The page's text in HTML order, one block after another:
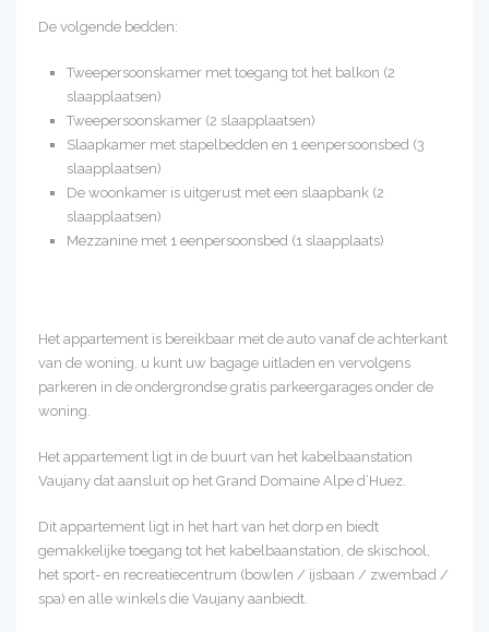
De volgende bedden:
Tweepersoonskamer met toegang tot het balkon (2
slaapplaatsen)
Tweepersoonskamer (2 slaapplaatsen)
Slaapkamer met stapelbedden en 1 eenpersoonsbed (3
slaapplaatsen)
De woonkamer is uitgerust met een slaapbank (2
slaapplaatsen)
Mezzanine met 1 eenpersoonsbed (1 slaapplaats)
Het appartement is bereikbaar met de auto vanaf de achterkant
van de woning, u kunt uw bagage uitladen en vervolgens
parkeren in de ondergrondse gratis parkeergarages onder de
woning.
Het appartement ligt in de buurt van het kabelbaanstation
Vaujany dat aansluit op het Grand Domaine Alpe d’Huez.
Dit appartement ligt in het hart van het dorp en biedt
gemakkelijke toegang tot het kabelbaanstation, de skischool,
het sport- en recreatiecentrum (bowlen / ijsbaan / zwembad /
spa) en alle winkels die Vaujany aanbiedt.